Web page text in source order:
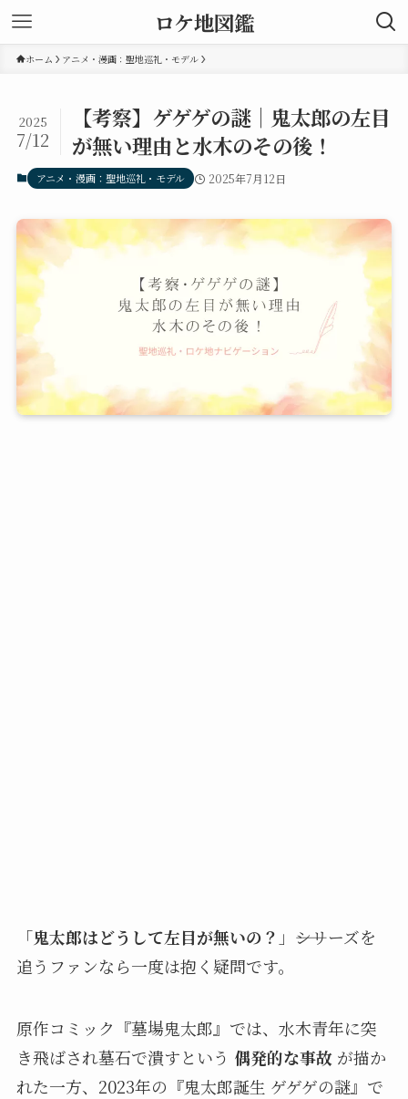
ロケ地図鑑
ホーム アニメ・漫画：聖地巡礼・モデル
【考察】ゲゲゲの謎｜鬼太郎の左目
が無い理由と水木のその後！
2025
7/12
アニメ・漫画：聖地巡礼・モデル 2025年7月12日
「鬼太郎はどうして左目が無いの？ 」――シリーズを
追うファンなら一度は抱く疑問です。
原作コミック『墓場鬼太郎』では、水木青年に突
き飛ばされ墓石で潰すという 偶発的な事故が描か
れた一方、2023年の『鬼太郎誕生 ゲゲゲの謎』で